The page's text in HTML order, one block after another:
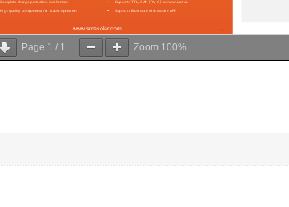
Page 1 / 1 Zoom 100%